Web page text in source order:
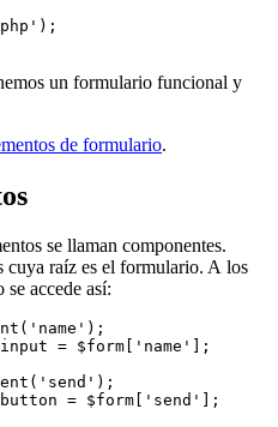
un formulario funcional y
de formulario.
se llaman componentes.
cuya raíz es el formulario. A los
accede así:
= $form['name'];